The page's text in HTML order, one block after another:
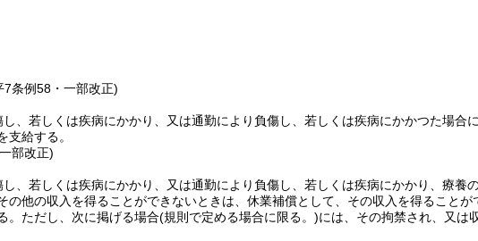
条例58・一部改正)
、若しくは疾病にかかり、又は通勤により負傷し、若しくは疾病にかかつた場合
支給する。
部改正)
、若しくは疾病にかかり、又は通勤により負傷し、若しくは疾病にかかり、療養
の他の収入を得ることができないときは、休業補償として、その収入を得ること
。 ただし、次に掲げる場合(規則で定める場合に限る。)には、その拘禁され、又は